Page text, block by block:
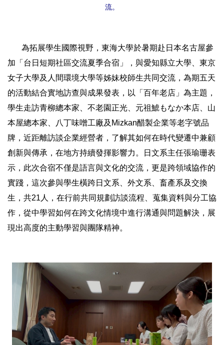
流。
為拓展學生國際視野，東海大學於暑期赴日本名古屋參
加「台日短期社區交流夏季合宿」，與愛知縣立大學、東京
女子大學及人間環境大學等姊妹校師生共同交流，為期五天
的活動結合實地訪查與成果發表，以「百年老店」為主題，
學生走訪青柳總本家、不老園正光、元祖鯱もなか本店、山
本屋總本家、八丁味噌工廠及Mizkan醋製企業等老字號品
牌，近距離訪談企業經營者，了解其如何在時代變遷中兼顧
創新與傳承，在地方持續發揮影響力。日文系主任張瑜珊表
示，此次合宿不僅是語言與文化的交流，更是跨領域協作的
實踐，這次參與學生橫跨日文系、外文系、畜產系及交換
生，共21人，在行前共同規劃訪談流程、蒐集資料與分工協
作，從中學習如何在跨文化情境中進行溝通與問題解決，展
現出高度的主動學習與團隊精神。